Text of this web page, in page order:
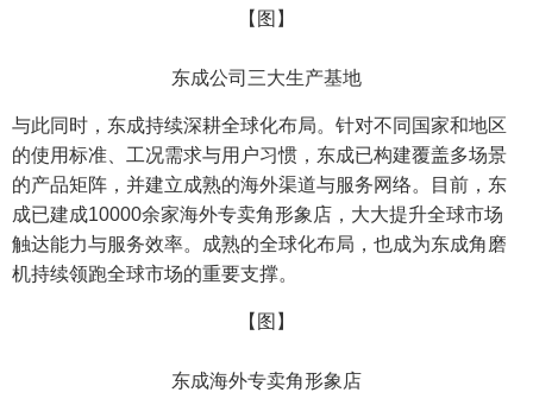
【图】
东成公司三大生产基地
与此同时，东成持续深耕全球化布局。针对不同国家和地区
的使用标准、工况需求与用户习惯，东成已构建覆盖多场景
的产品矩阵，并建立成熟的海外渠道与服务网络。目前，东
成已建成10000余家海外专卖角形象店，大大提升全球市场
触达能力与服务效率。成熟的全球化布局，也成为东成角磨
机持续领跑全球市场的重要支撑。
【图】
东成海外专卖角形象店